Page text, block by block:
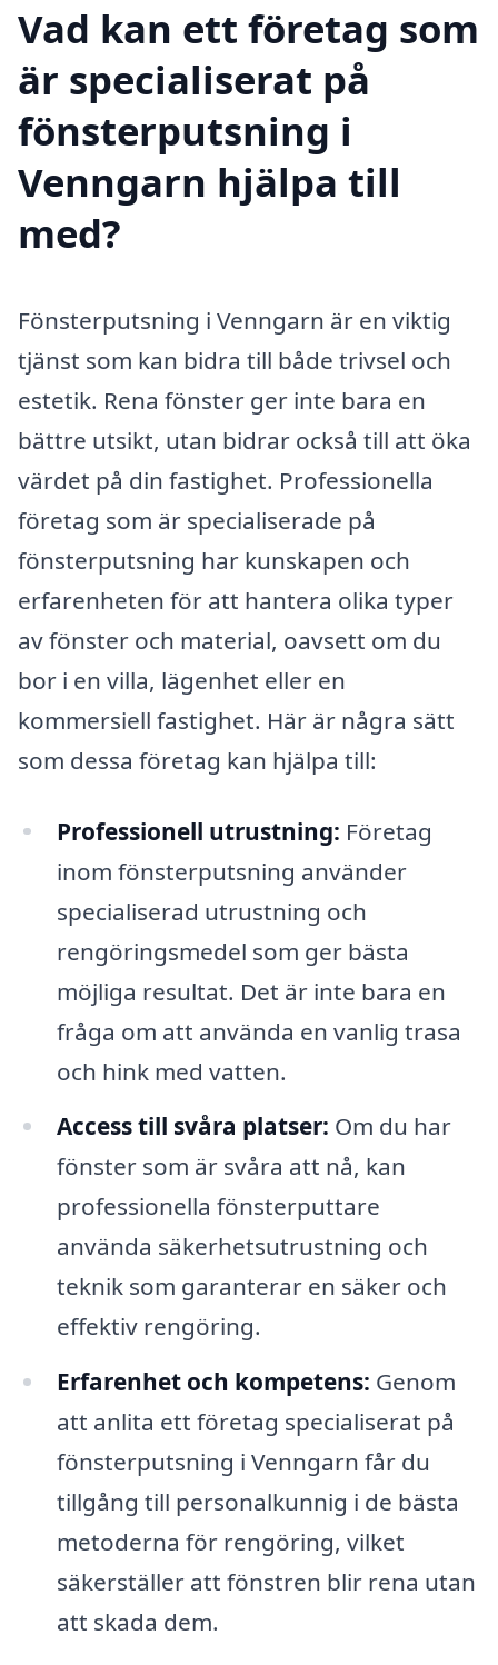
Vad kan ett företag som
är specialiserat på
fönsterputsning i
Venngarn hjälpa till
med?
Fönsterputsning i Venngarn är en viktig
tjänst som kan bidra till både trivsel och
estetik. Rena fönster ger inte bara en
bättre utsikt, utan bidrar också till att öka
värdet på din fastighet. Professionella
företag som är specialiserade på
fönsterputsning har kunskapen och
erfarenheten för att hantera olika typer
av fönster och material, oavsett om du
bor i en villa, lägenhet eller en
kommersiell fastighet. Här är några sätt
som dessa företag kan hjälpa till:
Professionell utrustning: Företag
inom fönsterputsning använder
specialiserad utrustning och
rengöringsmedel som ger bästa
möjliga resultat. Det är inte bara en
fråga om att använda en vanlig trasa
och hink med vatten.
Access till svåra platser: Om du har
fönster som är svåra att nå, kan
professionella fönsterputtare
använda säkerhetsutrustning och
teknik som garanterar en säker och
effektiv rengöring.
Erfarenhet och kompetens: Genom
att anlita ett företag specialiserat på
fönsterputsning i Venngarn får du
tillgång till personalkunnig i de bästa
metoderna för rengöring, vilket
säkerställer att fönstren blir rena utan
att skada dem.